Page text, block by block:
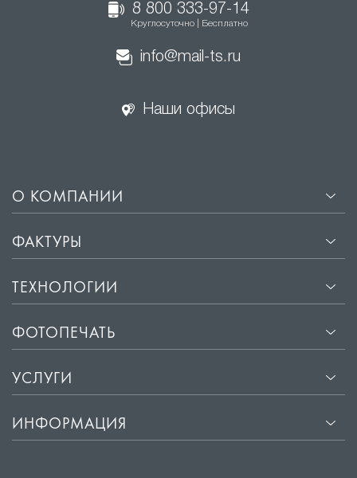
8 800 333-97-14
Круглосуточно | Бесплатно
info@mail-ts.ru
Наши офисы
О КОМПАНИИ
ФАКТУРЫ
ТЕХНОЛОГИИ
ФОТОПЕЧАТЬ
УСЛУГИ
ИНФОРМАЦИЯ